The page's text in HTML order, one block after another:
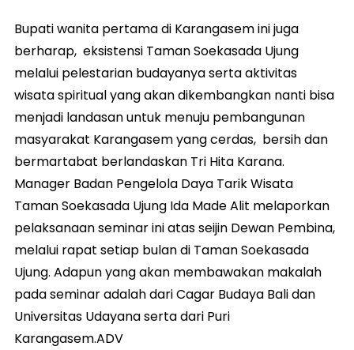
Bupati wanita pertama di Karangasem ini juga
berharap, eksistensi Taman Soekasada Ujung
melalui pelestarian budayanya serta aktivitas
wisata spiritual yang akan dikembangkan nanti bisa
menjadi landasan untuk menuju pembangunan
masyarakat Karangasem yang cerdas, bersih dan
bermartabat berlandaskan Tri Hita Karana.
Manager Badan Pengelola Daya Tarik Wisata
Taman Soekasada Ujung Ida Made Alit melaporkan
pelaksanaan seminar ini atas seijin Dewan Pembina,
melalui rapat setiap bulan di Taman Soekasada
Ujung. Adapun yang akan membawakan makalah
pada seminar adalah dari Cagar Budaya Bali dan
Universitas Udayana serta dari Puri
Karangasem.ADV